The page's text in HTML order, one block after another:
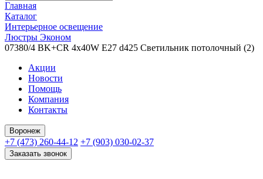
Главная
Каталог
Интерьерное освещение
Люстры Эконом
07380/4 BK+CR 4x40W E27 d425 Светильник потолочный (2)
Акции
Новости
Помощь
Компания
Контакты
Воронеж
+7 (473) 260-44-12 +7 (903) 030-02-37
Заказать звонок